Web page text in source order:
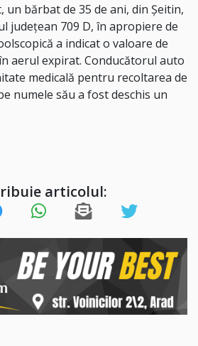
un bărbat de 35 de ani, din Șeitin,
județean 709 D, în apropiere de
a indicat o valoare de
aerul expirat. Conducătorul auto
medicală pentru recoltarea de
numele său a fost deschis un
articolul: